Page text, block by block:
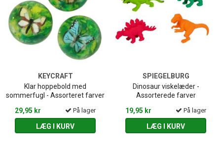
KEYCRAFT
Klar hoppebold med
sommerfugl - Assorteret farver
29,95 kr
På lager
LÆG I KURV
SPIEGELBURG
Dinosaur viskelæder -
Assorterede farver
19,95 kr
På lager
LÆG I KURV